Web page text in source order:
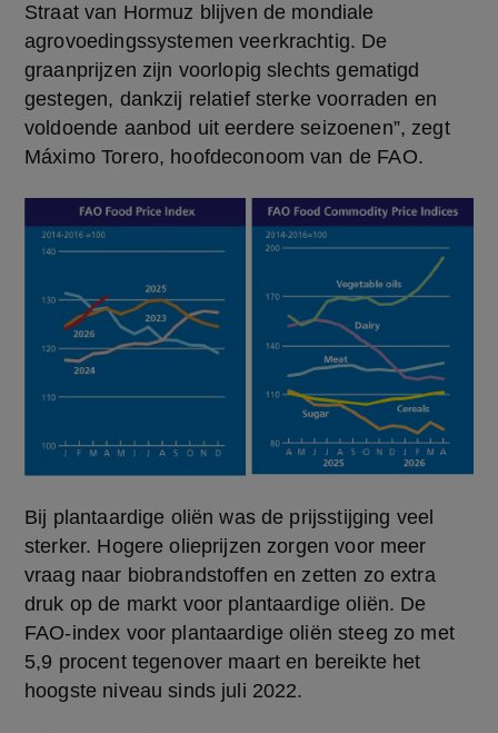
Straat van Hormuz blijven de mondiale
agrovoedingssystemen veerkrachtig. De
graanprijzen zijn voorlopig slechts gematigd
gestegen, dankzij relatief sterke voorraden en
voldoende aanbod uit eerdere seizoenen”, zegt
Máximo Torero, hoofdeconoom van de FAO.
Bij plantaardige oliën was de prijsstijging veel
sterker. Hogere olieprijzen zorgen voor meer
vraag naar biobrandstoffen en zetten zo extra
druk op de markt voor plantaardige oliën. De
FAO-index voor plantaardige oliën steeg zo met
5,9 procent tegenover maart en bereikte het
hoogste niveau sinds juli 2022.